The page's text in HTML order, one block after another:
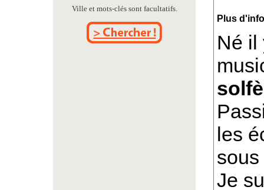
Ville et mots-clés sont facultatifs.
Plus
Né il
les
Je